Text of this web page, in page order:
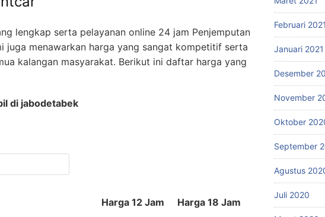
lengkap serta pelayanan online 24 jam Penjemputan
juga menawarkan harga yang sangat kompetitif serta
kalangan masyarakat. Berikut ini daftar harga yang
di jabodetabek
Harga 12 Jam
Harga 18 Jam
Februari 2021
Januari 2021
Desember
November
Oktober
September
Agustus
Juli 2020